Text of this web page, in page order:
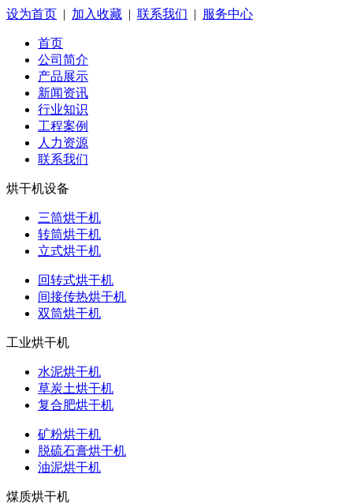
设为首页 | 加入收藏 | 联系我们 | 服务中心
首页
公司简介
产品展示
新闻资讯
行业知识
工程案例
人力资源
联系我们
烘干机设备
三筒烘干机
转筒烘干机
立式烘干机
回转式烘干机
间接传热烘干机
双筒烘干机
工业烘干机
水泥烘干机
草炭土烘干机
复合肥烘干机
矿粉烘干机
脱硫石膏烘干机
油泥烘干机
煤质烘干机